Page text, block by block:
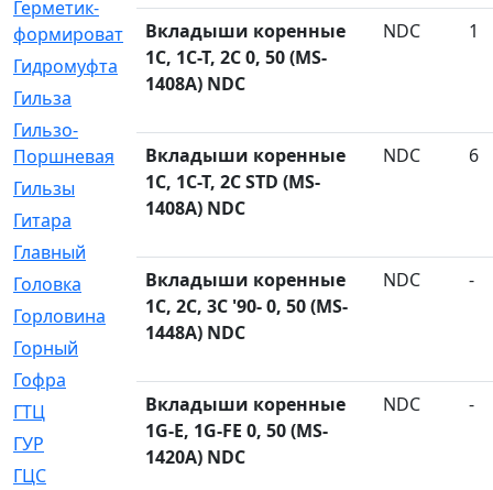
Герметик-
формирователь
[3]
Гидромуфта
[47]
Гильза
[56]
Гильзо-
Поршневая
[13]
Гильзы
[259]
Гитара
[7]
Главный
[29]
Головка
[28]
Горловина
[14]
Горный
Гофра
[86]
ГТЦ
[96]
ГУР
[34]
ГЦC
Вкладыши коренные
1C, 1C-T, 2C 0, 50 (MS-
1408A) NDC
NDC 1
Вкладыши коренные
1C, 1C-T, 2C STD (MS-
1408A) NDC
NDC 6
Вкладыши коренные
1C, 2C, 3C '90- 0, 50 (MS-
1448A) NDC
NDC -
Вкладыши коренные
1G-E, 1G-FE 0, 50 (MS-
1420A) NDC
NDC -